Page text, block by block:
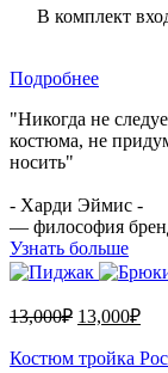
В комплект
Подробнее
"Никогда не
костюма, не
носить"
- Харди Эймис -
— философия
Узнать больше
13,000₽ 13,000₽
Костюм тройка